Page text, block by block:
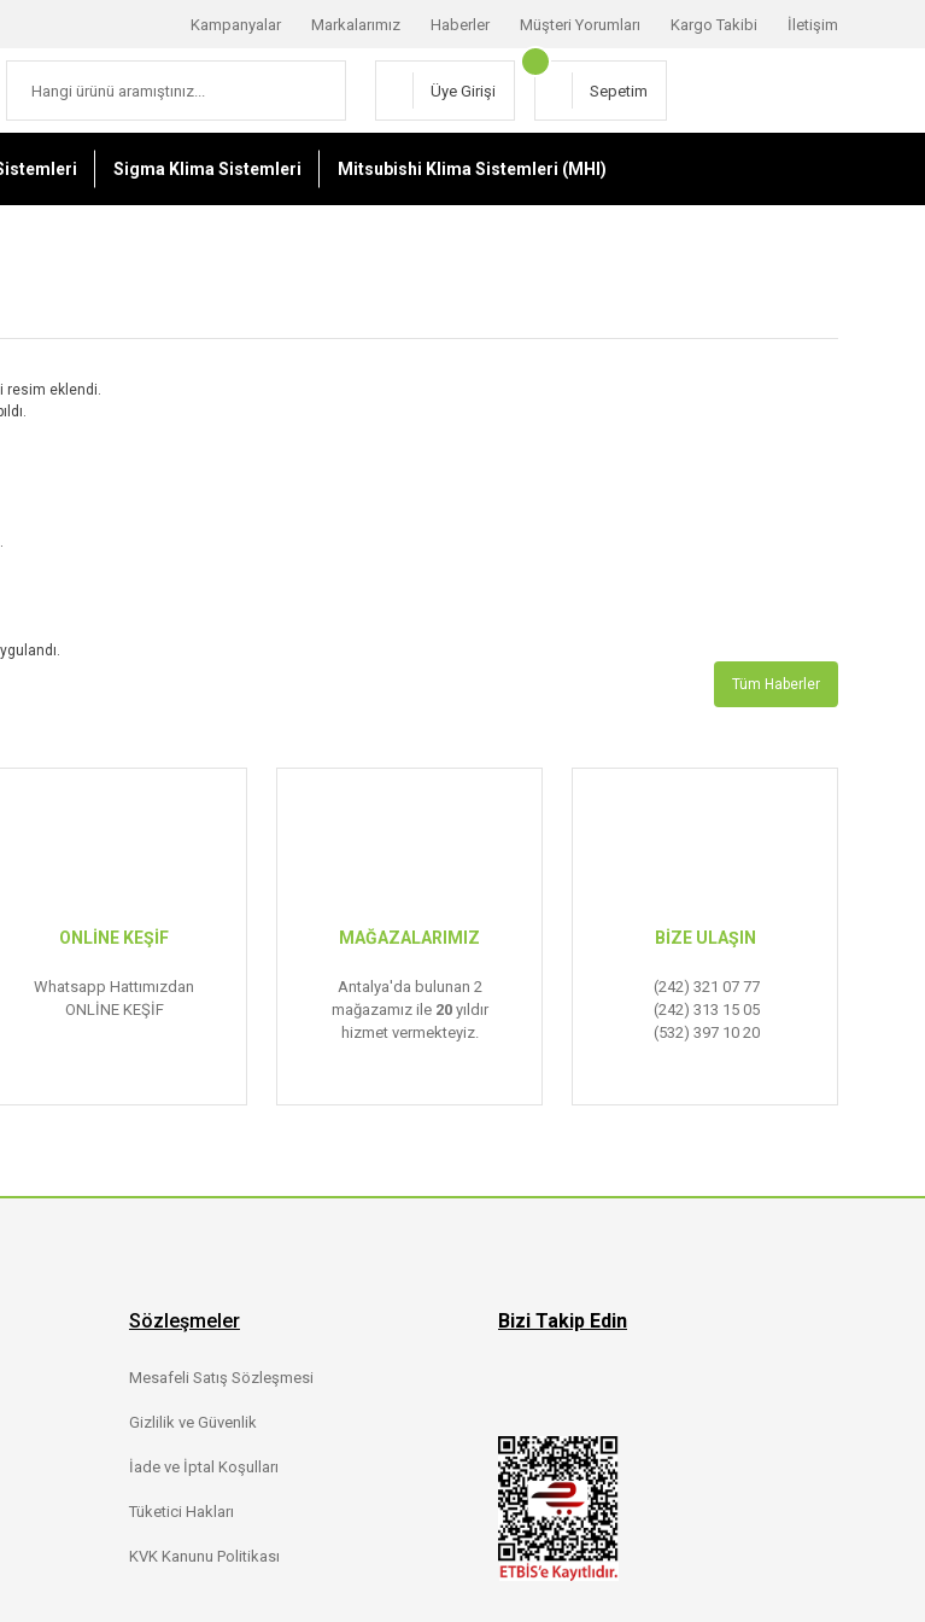
Kampanyalar Markalarımız Haberler Müşteri Yorumları Kargo Takibi İletişim
Üye Girişi Sepetim
Sigma Klima Sistemleri Mitsubishi Klima Sistemleri (MHI)
resim eklendi.
Tüm Haberler
ONLİNE KEŞİF
Whatsapp Hattımızdan
ONLİNE KEŞİF
MAĞAZALARIMIZ
Antalya'da bulunan 2
mağazamız ile 20yıldır
hizmet vermekteyiz.
BİZE ULAŞIN
(242) 321 07 77
(242) 313 15 05
(532) 397 10 20
Sözleşmeler
Mesafeli Satış Sözleşmesi
Gizlilik ve Güvenlik
İade ve İptal Koşulları
Tüketici Hakları
KVK Kanunu Politikası
Bizi Takip Edin